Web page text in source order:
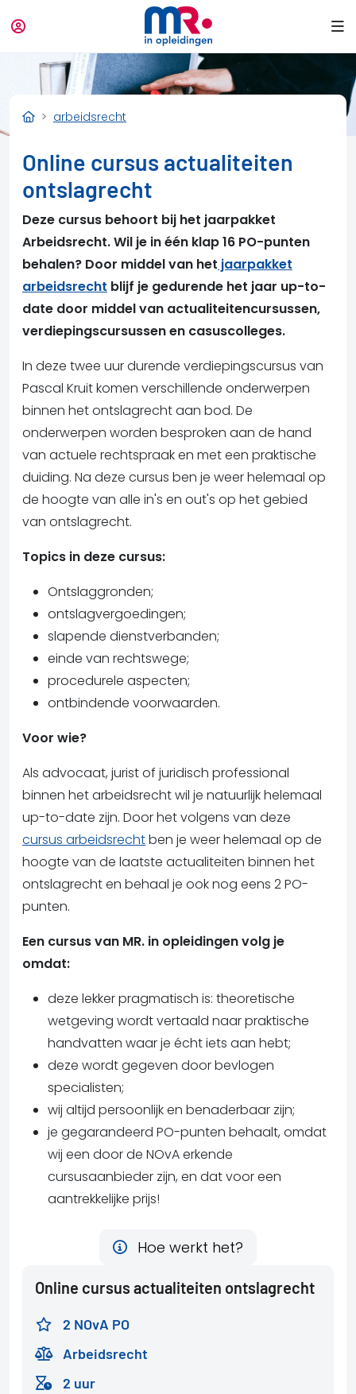
arbeidsrecht
Online cursus actualiteiten
ontslagrecht
Deze cursus behoort bij het jaarpakket
Arbeidsrecht. Wil je in één klap 16 PO-punten
behalen? Door middel van het jaarpakket
arbeidsrecht blijf je gedurende het jaar up-to-
date door middel van actualiteitencursussen,
verdiepingscursussen en casuscolleges.
In deze twee uur durende verdiepingscursus van
Pascal Kruit komen verschillende onderwerpen
binnen het ontslagrecht aan bod. De
onderwerpen worden besproken aan de hand
van actuele rechtspraak en met een praktische
duiding. Na deze cursus ben je weer helemaal op
de hoogte van alle in's en out's op het gebied
van ontslagrecht.
Topics in deze cursus:
Ontslaggronden;
ontslagvergoedingen;
slapende dienstverbanden;
einde van rechtswege;
procedurele aspecten;
ontbindende voorwaarden.
Voor wie?
Als advocaat, jurist of juridisch professional
binnen het arbeidsrecht wil je natuurlijk helemaal
up-to-date zijn. Door het volgens van deze
cursus arbeidsrechtben je weer helemaal op de
hoogte van de laatste actualiteiten binnen het
ontslagrecht en behaal je ook nog eens 2 PO-
punten.
Een cursus van MR. in opleidingen volg je
omdat:
deze lekker pragmatisch is: theoretische
wetgeving wordt vertaald naar praktische
handvatten waar je écht iets aan hebt;
deze wordt gegeven door bevlogen
specialisten;
wij altijd persoonlijk en benaderbaar zijn;
je gegarandeerd PO-punten behaalt, omdat
wij een door de NOvA erkende
cursusaanbieder zijn, en dat voor een
aantrekkelijke prijs!
Hoe werkt het?
Online cursus actualiteiten ontslagrecht
2 NOvA PO
Arbeidsrecht
2 uur